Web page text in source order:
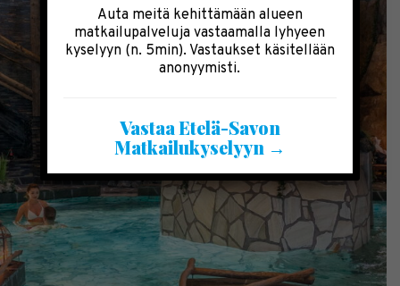
Auta meitä kehittämään alueen
matkailupalveluja vastaamalla lyhyeen
kyselyyn (n. 5min). Vastaukset käsitellään
anonyymisti.
Vastaa Etelä-Savon
Matkailukyselyyn →